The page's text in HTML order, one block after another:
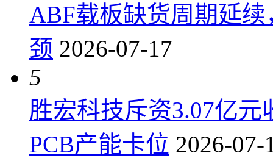
ABF载板缺货周期延
颈 2026-07-17
5
胜宏科技斥资3.07亿
PCB产能卡位 2026-07-